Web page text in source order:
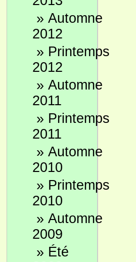
» Automne
2012
» Printemps
2012
» Automne
2011
» Printemps
2011
» Automne
2010
» Printemps
2010
» Automne
2009
» Été